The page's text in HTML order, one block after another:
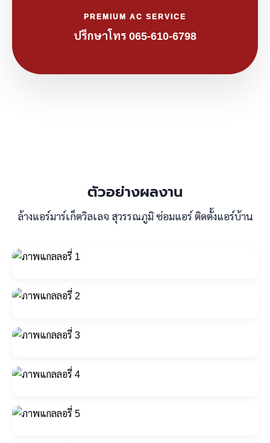
PREMIUM AC SERVICE
ปรึกษาโทร 065-610-6798
ตัวอย่างผลงาน
ล้างแอร์มาร์เก็ตวิลเลจ สุวรรณภูมิ ซ่อมแอร์ ติดตั้งแอร์บ้าน